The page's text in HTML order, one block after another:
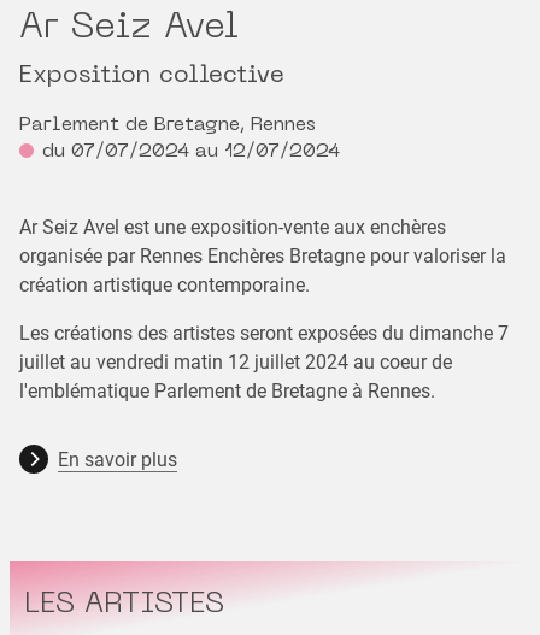
Ar Seiz Avel
Exposition collective
Parlement de Bretagne, Rennes
du 07/07/2024 au 12/07/2024
Ar Seiz Avel est une exposition-vente aux enchères
organisée par Rennes Enchères Bretagne pour valoriser la
création artistique contemporaine.
Les créations des artistes seront exposées du dimanche 7
juillet au vendredi matin 12 juillet 2024 au coeur de
l'emblématique Parlement de Bretagne à Rennes.
En savoir plus
LES ARTISTES